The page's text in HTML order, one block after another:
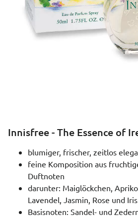
Innisfree - The Essence of
blumiger, frischer, zeitlos
feine Komposition aus
Duftnoten
darunter: Maiglöckchen,
Lavendel, Jasmin, Rose und Iris
Basisnoten: Sandel- und